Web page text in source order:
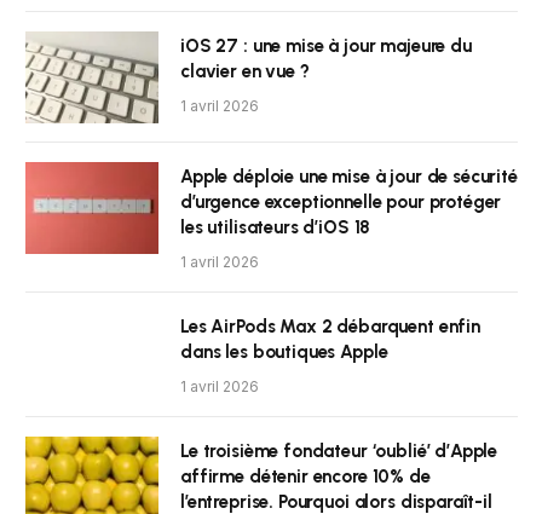
iOS 27 : une mise à jour majeure du
clavier en vue ?
1 avril 2026
Apple déploie une mise à jour de sécurité
d’urgence exceptionnelle pour protéger
les utilisateurs d’iOS 18
1 avril 2026
Les AirPods Max 2 débarquent enfin
dans les boutiques Apple
1 avril 2026
Le troisième fondateur ‘oublié’ d’Apple
affirme détenir encore 10% de
l’entreprise. Pourquoi alors disparaît-il